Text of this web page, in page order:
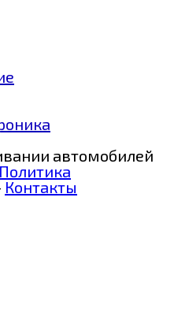
автомобилей
Политика
Контакты